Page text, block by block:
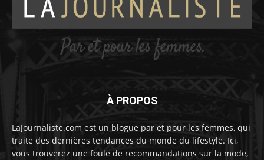
À PROPOS
LaJournaliste.com est un blogue par et pour les femmes, qui
traite des dernières tendances du monde du lifestyle. Ici,
vous trouverez une foule de recommandations sur la mode,